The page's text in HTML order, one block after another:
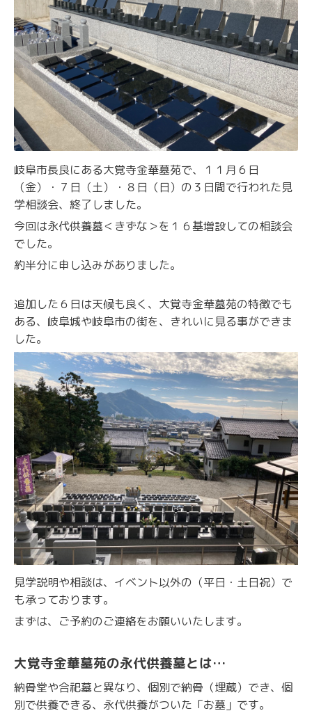
岐阜市長良にある大覚寺金華墓苑で、１１月６日
（金）・７日（土）・８日（日）の３日間で行われた見
学相談会、終了しました。
今回は永代供養墓＜きずな＞を１６基増設しての相談会
でした。
約半分に申し込みがありました。
追加した６日は天候も良く、大覚寺金華墓苑の特徴でも
ある、岐阜城や岐阜市の街を、きれいに見る事ができま
した。
見学説明や相談は、イベント以外の（平日・土日祝）で
も承っております。
まずは、ご予約のご連絡をお願いいたします。
大覚寺金華墓苑の永代供養墓とは…
納骨堂や合祀墓と異なり、個別で納骨（埋蔵）でき、個
別で供養できる、永代供養がついた「お墓」です。